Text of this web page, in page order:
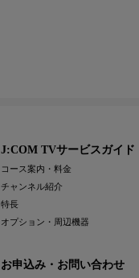
J:COM TVサービスガイド
コース案内・料金
チャンネル紹介
特長
オプション・周辺機器
お申込み・お問い合わせ